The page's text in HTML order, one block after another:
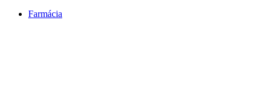
Farmácia